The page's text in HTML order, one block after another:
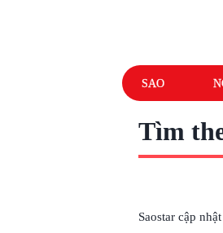
SAO
Tìm
Saostar cập